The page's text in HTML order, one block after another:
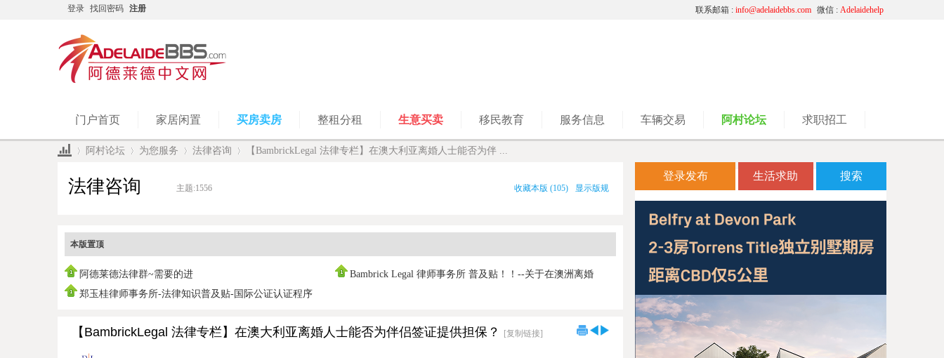
登录 找回密码 注册 微信 : Adelaidehelp
联系邮箱 : info@adelaidebbs.com
门户首页 家居闲置 买房卖房 整租分租 生意买卖 移民教育 服务信息 车辆交易 阿村论坛 求职招工
阿村论坛 为您服务 法律咨询 【BambrickLegal 法律专栏】在澳大利亚离婚人士能否为伴 ...
法律咨询 主题:1556 显示版规
收藏本版 (105)
本版置顶
阿德莱德法律群~需要的进 Bambrick Legal 律师事务所 普及贴！！--关于在澳洲离婚
郑玉桂律师事务所-法律知识普及贴-国际公证认证程序
【BambrickLegal 法律专栏】在澳大利亚离婚人士能否为伴侣签证提供担保？ [复制链接]
登录发布 生活求助 搜索